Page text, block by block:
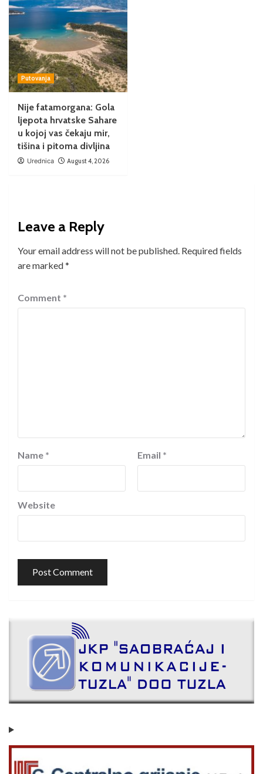
Putovanja
Nije fatamorgana: Gola
ljepota hrvatske Sahare
u kojoj vas čekaju mir,
tišina i pitoma divljina
Urednica August 4, 2026
Leave a Reply
Your email address will not be published. Required fields
are marked*
Comment *
Name * Email *
Website